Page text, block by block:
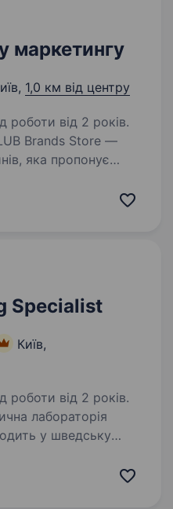
маркетингу
1,0 км від центру
роботи від 2 років.
Brands Store —
яка пропонує
вигідний шопінг
Specialist
Київ,
роботи від 2 років.
лабораторія
у шведську
Digital Marketing